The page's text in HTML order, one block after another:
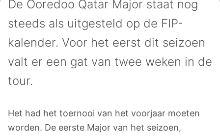
De Ooredoo Qatar Major staat nog
steeds als uitgesteld op de FIP-
kalender. Voor het eerst dit seizoen
valt er een gat van twee weken in de
tour.
Het had het toernooi van het voorjaar moeten
worden. De eerste Major van het seizoen,